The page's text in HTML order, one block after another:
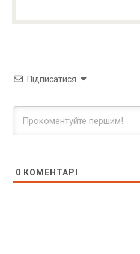
Підписатися
0 КОМЕНТАРІ